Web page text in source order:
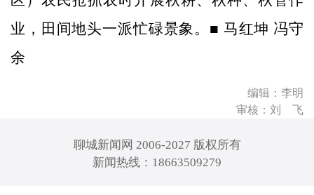
业，田间地头一派忙碌景象。■ 马红坤 冯守
余
编辑：李明
审核：刘 飞
聊城新闻网 2006-2027 版权所有
新闻热线：18663509279